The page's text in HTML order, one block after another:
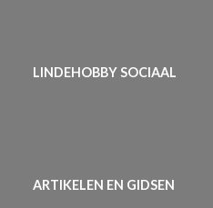
LINDEHOBBY SOCIAAL
ARTIKELEN EN GIDSEN